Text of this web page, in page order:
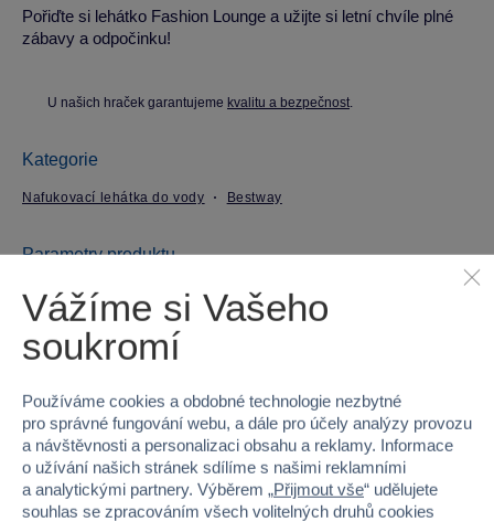
Pořiďte si lehátko Fashion Lounge a užijte si letní chvíle plné
zábavy a odpočinku!
U našich hraček garantujeme kvalitu a bezpečnost.
Kategorie
Nafukovací lehátka do vody Bestway
Parametry produktu
EAN 6942138949919
Kód produktu
Značka Bestway
Věk od 12
Pohlaví HOLKA, KLUK
Vážíme si Vašeho
soukromí
Používáme cookies a obdobné technologie nezbytné
pro správné fungování webu, a dále pro účely analýzy provozu
a návštěvnosti a personalizaci obsahu a reklamy. Informace
o užívání našich stránek sdílíme s našimi reklamními
a analytickými partnery. Výběrem „Přijmout vše“ udělujete
souhlas se zpracováním všech volitelných druhů cookies